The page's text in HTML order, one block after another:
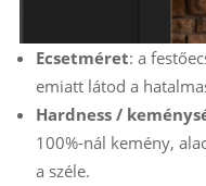
Ecsetméret: a
emiatt látod a
Hardness /
100%-nál kemény,
a széle.